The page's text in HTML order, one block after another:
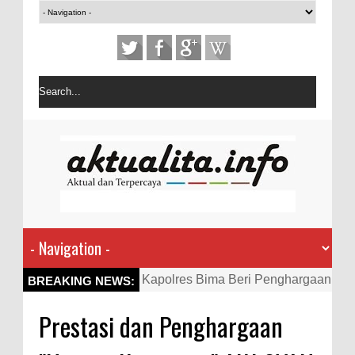
BREAKING NEWS:
Kapolres Bima Beri Penghargaan
Aktif Bantu Polisi Berantas
Prestasi dan Penghargaan